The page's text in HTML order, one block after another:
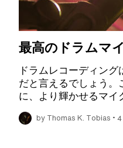
最高のドラムマ
ドラムレコーディン
だと言えるでしょう
に、より輝かせるマイ
by Thomas K. Tobias •